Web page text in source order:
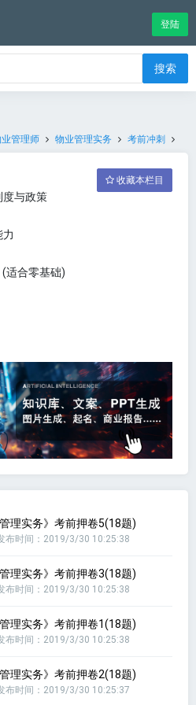
登陆
搜索
管理师 物业管理实务 考前冲刺
收藏本栏目
度与政策
适合零基础)
理实务》考前押卷5(18题)
布时间：2019/3/30 10:25:38
理实务》考前押卷3(18题)
布时间：2019/3/30 10:25:38
理实务》考前押卷1(18题)
布时间：2019/3/30 10:25:38
理实务》考前押卷2(18题)
布时间：2019/3/30 10:25:37